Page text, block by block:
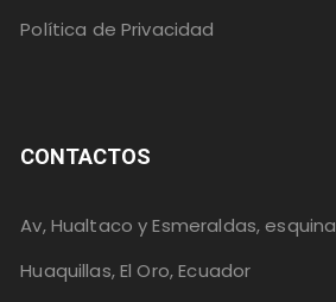
Política de Privacidad
CONTACTOS
Av, Hualtaco y Esmeraldas, esquina
Huaquillas, El Oro, Ecuador